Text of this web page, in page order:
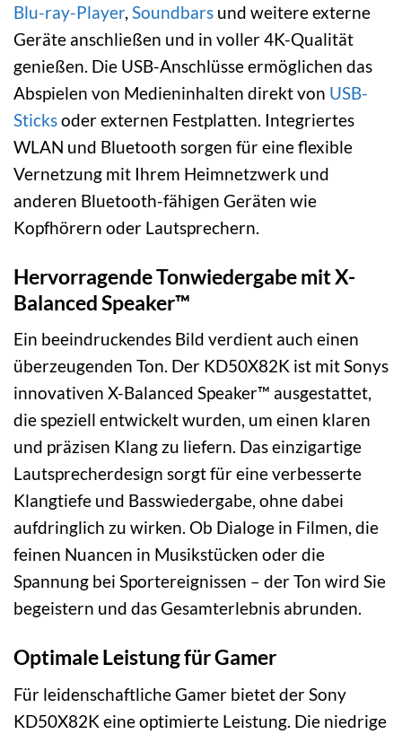
Blu-ray-Player, Soundbars und weitere externe
Geräte anschließen und in voller 4K-Qualität
genießen. Die USB-Anschlüsse ermöglichen das
Abspielen von Medieninhalten direkt von USB-
Sticksoder externen Festplatten. Integriertes
WLAN und Bluetooth sorgen für eine flexible
Vernetzung mit Ihrem Heimnetzwerk und
anderen Bluetooth-fähigen Geräten wie
Kopfhörern oder Lautsprechern.
Hervorragende Tonwiedergabe mit X-
Balanced Speaker™
Ein beeindruckendes Bild verdient auch einen
überzeugenden Ton. Der KD50X82K ist mit Sonys
innovativen X-Balanced Speaker™ ausgestattet,
die speziell entwickelt wurden, um einen klaren
und präzisen Klang zu liefern. Das einzigartige
Lautsprecherdesign sorgt für eine verbesserte
Klangtiefe und Basswiedergabe, ohne dabei
aufdringlich zu wirken. Ob Dialoge in Filmen, die
feinen Nuancen in Musikstücken oder die
Spannung bei Sportereignissen – der Ton wird Sie
begeistern und das Gesamterlebnis abrunden.
Optimale Leistung für Gamer
Für leidenschaftliche Gamer bietet der Sony
KD50X82K eine optimierte Leistung. Die niedrige